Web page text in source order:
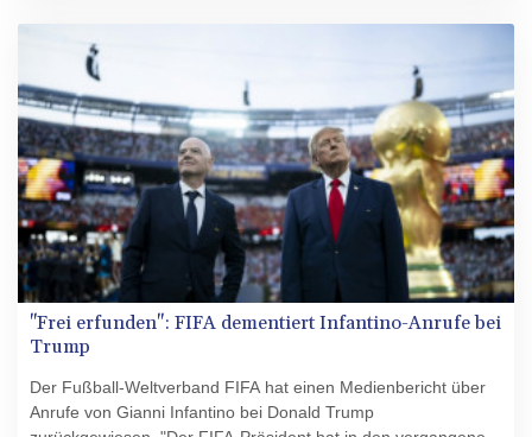
"Frei erfunden": FIFA dementiert Infantino-Anrufe bei
Trump
Der Fußball-Weltverband FIFA hat einen Medienbericht über
Anrufe von Gianni Infantino bei Donald Trump